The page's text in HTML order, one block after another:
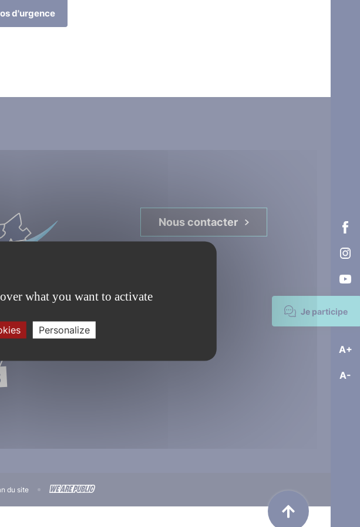
Je participe
A+
A-
d'urgence
Nous contacter
du site
what you want to activate
Personalize